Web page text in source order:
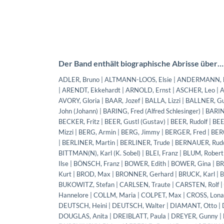
Der Band enthält biographische Abrisse über…
ADLER, Bruno | ALTMANN-LOOS, Elsie | ANDERMANN, Eva | ANDREAS, Otto (André Singer) | ANTBURG, Felice | ANTBURG, Hedy v. | ARENDT, Ekkehardt | ARNOLD, Ernst | ASCHER, Leo | ASKIN, Leon (As[ch]kenasy, Leo) | AUFFÄRBER, Martha | AURICH, Otto | AVORY, Gloria | BAAR, Jozef | BALLA, Lizzi | BALLNER, Gustav | BALTROCK, Vera | BANDLER, Rudolf | BANDLER, Susi | BANNER, John (Johann) | BARING, Fred (Alfred Schlesinger) | BARING, Else | BARRING, Evelyn | BARSONY, Rosy | BAUER, Gina | BAUER, Josef | BECKER, Fritz | BEER, Gustl (Gustav) | BEER, Rudolf | BEER, Theodor Otto | BEHAL Hans | BELLAK, Jola | BENATZKY, Ralph | BERA, Mizzi | BERG, Armin | BERG, Jimmy | BERGER, Fred | BERGER, Fritz | BERK, Fred (Friedrich Berger) | BERGHOF, Herbert | BERL, Käthe | BERLINER, Martin | BERLINER, Trude | BERNAUER, Rudolf | BEYER, Lothar | BICZ, Steffi | BILL, Teddy (Hans-Günther Leo Kern) | BITTMAN(N), Karl (K. Sobel) | BLEI, Franz | BLUM, Robert | BODAN, Karl | BODE, Evi | BODENWIESER, Gertrude | BOIS, Curt | BOIS, Ilse | BÖNSCH, Franz | BOWER, Edith | BOWER, Gina | BRAININ, Boris | BRAININ, Fritz | BRAMMER, Julius BRAUN, Edith | BREUER, Kurt | BROD, Max | BRONNER, Gerhard | BRUCK, Karl | BRUCKNER, Franz | BRUCKNER, Wilhelm | BRY, Curt | BUCH, Susanne | BUKOWITZ, Stefan | CARLSEN, Traute | CARSTEN, Rolf | CEISS, Ernst | CHAITMANN, Saly (Sylvia) | CHRISTIANS, Mady | COHN, Hannelore | COLLM, Maria | COLPET, Max | CROSS, Lona | CZAMSKA, Maria | DANSZKY, Hanna | DARVAS, Lili | DELVARD, Marya | DEUTSCH, Heini | DEUTSCH, Walter | DIAMANT, Otto | DICKSTEIN, Leopold | DOLBIN, Fred | DONATH, Ludwig | DORN, Egon | DOUGLAS, Anita | DREIBLATT, Paula | DREYER, Gunny | DULI(T)ZKAJA, Hilda | DÜRER, Otto | DURRA, Lilli | DUSCHINSKY, Grete | DUSCHINSKY, Richard | EBERLE, Gustl (Gustav) | ECKHARDT, Fritz | ECKHARDT, Viktor | EHRLICH, Max | EIS, Egon | EIS, Otto (Osso van Eyss) | EISELMEYER, Cläre | EISINGER, Irene | EISINGER, M. | EISLER, Hanns | ENGEL, Ernst | ENGEL, Erwin | ENGEL, Flora | ENGEL, Franz | ENGEL, Walter | EPSTEIN, Joseph | EYSLER, Edmund | FABER, Lilly | FALL, Richard | FANTL, Ida | FARKAS, Karl | FAßLER, Fred | FEIN, Alice | FEINER, Hermann | FELDMANN, Benno | FELDMAR, Emil | FISCHER, Betty | FLEISCHMANN, Hans | FLOHR, Lily (Lilly) | FOREST, Karl | FRANCK, Nelly | FRANK, Lisl (Alice) | FRANK, Dorothea | FRANZ, Viktor | FRANZETTI, Arthur (A. Jellinek) | FREED, Fred (Friedrich Goldbaum) | FREI, Anni | FRIED, Erich | FRIEDELL, Egon | FRIEDMANN, Hugo | FRIEDMANN, Max | FRYDAN, Camilla | FUCHS, Albert | FUCHS, Olga | FÜHRER, Hansi | GÁL, Hans | GANG, Grete | GEIRINGER, Trude | GERO, Rolli | GERRON, Kurt | GERSTMAN, Felix | GEYER, Emil | GEYER, Siegfried | GIAMPIETRO, Christl | GILBERT, Robert | GLASS, Claire | GLINGER, Adolf | GLÜCKSMANN, Laura | GODDARD, Renée | GOLDFARB, Alexander | GOLDMANN, Filip | GOLDNER, Carl | GOLDSAND, Hilde | GOLZ, Arnold | GOLZ, Emil | GOTTLIEB, Irene | GRAF, Fritz | GRAF-WEISS, Ruth | GRANICHSTAEDTEN, Bruno | GRANT, Owen (Otto Grünwald) | GROHS, Sylvia | GROSS, Susi | GRUEN, Victor D. (Viktor Grünbaum) | GRÜN, Desiderius | GRÜN, Lili (Elisabeth) | GRÜNBAUM, Fritz | GRÜNECKER, Ferdinand | GRÜNNE, Fritz | GRÜNFELD, Alexandra | GRÜNWALD, Alfred | GUTTMANN, Paul | GYIMES, Vilmos (Wilhelm) | HAAS, Hansi | HABER, Friedl | HABER, Lilly | HAHLO, Dieter | HAKEL, Hermann | HALMAY, Tibor v. | HALPERN, Josef | HAMMERSCHLAG, Peter | HANSEN, Max | HARDT, Ludwig | HARDTMUTH, Paul | HARTMANN, Anne (Anni) v. | HARTMANN, Herbert | HARTWIG, Grete | HAUSER, Franz | HAUSER, Philo | HAY, Stella (S. Ehrlich) | HEGER, Grete | HEIM, Frank | HEIMANN, Toni | HEIMLER, Hans | HEIN, Julia | HELFER, Edmund | HELFER, Franz | HELLER, Fred (Alfred) | HELLER, Fritz | HELLER, Moritz | HELLMANN, Martin | HELLMER, Arthur (A. Ehrlich) | HELMER, Hans (a. H. Hellmer) | HENN, Fredl | HERBERT, Erika | HERBERTH, Hans | HERCZEG, Géza | HERMANN, Max | HERRMANN, Else | HERSCH, Traude | HERTNER, Walter (W. Herz) | HERZ, Peter | HILL, Trude | HIRSCHMANN, Karl | HIRST, (?) | HOCHMANN, Váša | HÖLLERING, George | HOFER, Hans | HOFER, Lisl (Elisabeth) | HOFER, Lucie | HOFER, Toni | HOFF, Arthur | HOFFER, Franz (Peter) | HOFFMANN, Eugen (Eugene) | HOFFMANN,